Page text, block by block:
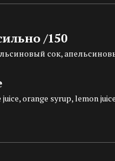
/150
сок,
juice, orange syrup, lemon juice